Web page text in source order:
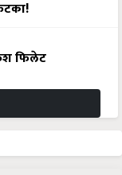
फिलेट